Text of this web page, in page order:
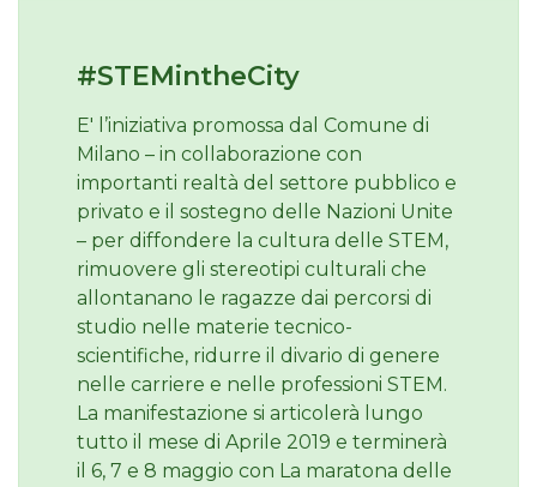
#STEMintheCity
E' l’iniziativa promossa dal Comune di
Milano – in collaborazione con
importanti realtà del settore pubblico e
privato e il sostegno delle Nazioni Unite
– per diffondere la cultura delle STEM,
rimuovere gli stereotipi culturali che
allontanano le ragazze dai percorsi di
studio nelle materie tecnico-
scientifiche, ridurre il divario di genere
nelle carriere e nelle professioni STEM.
La manifestazione si articolerà lungo
tutto il mese di Aprile 2019 e terminerà
il 6, 7 e 8 maggio con La maratona delle